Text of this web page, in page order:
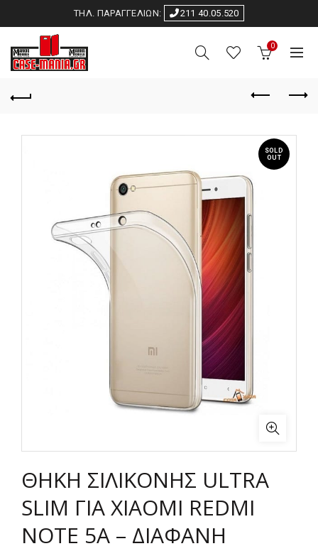
ΤΗΛ. ΠΑΡΑΓΓΕΛΙΩΝ: 211 40.05.520
0
SOLD
OUT
ΘΗΚΗ ΣΙΛΙΚΟΝΗΣ ULTRA
SLIM ΓΙΑ XIAOMI REDMI
NOTE 5A – ΔΙΑΦΑΝH